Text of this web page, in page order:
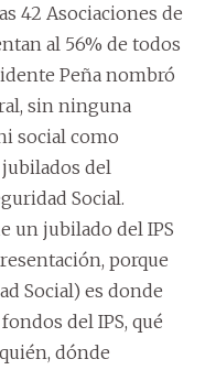
42 Asociaciones de
al 56% de todos
Peña nombró
sin ninguna
social como
del
Social.
un jubilado del IPS
porque
Social) es donde
del IPS, qué
dónde